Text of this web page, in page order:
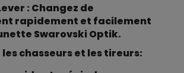
: Changez de
rapidement et facilement
Swarovski Optik.
chasseurs et les tireurs: